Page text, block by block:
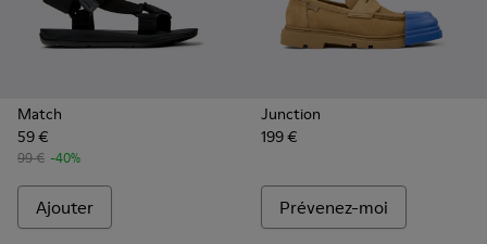
Match
59 €
99 € -40%
Ajouter
Junction
199 €
Prévenez-moi